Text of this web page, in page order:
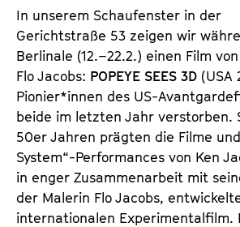
d
e
m
K
a
l
e
n
d
e
r
In unserem Schaufenster in der
Gerichtstraße 53 zeigen wir
Berlinale (12.–22.2.) einen Film
Flo Jacobs: POPEYE SEES 3D (USA
Pionier*innen des US-
beide im letzten Jahr verstorben.
50er Jahren prägten die Filme
System“-Performances von Ken
in enger Zusammenarbeit mit
der Malerin Flo Jacobs,
internationalen Experimentalfilm.